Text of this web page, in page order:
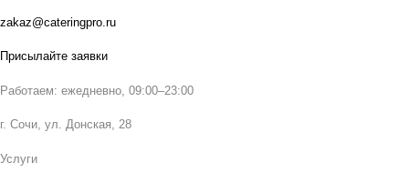
zakaz@cateringpro.ru
Присылайте заявки
Работаем: ежедневно, 09:00–23:00
г. Сочи, ул. Донская, 28
Услуги